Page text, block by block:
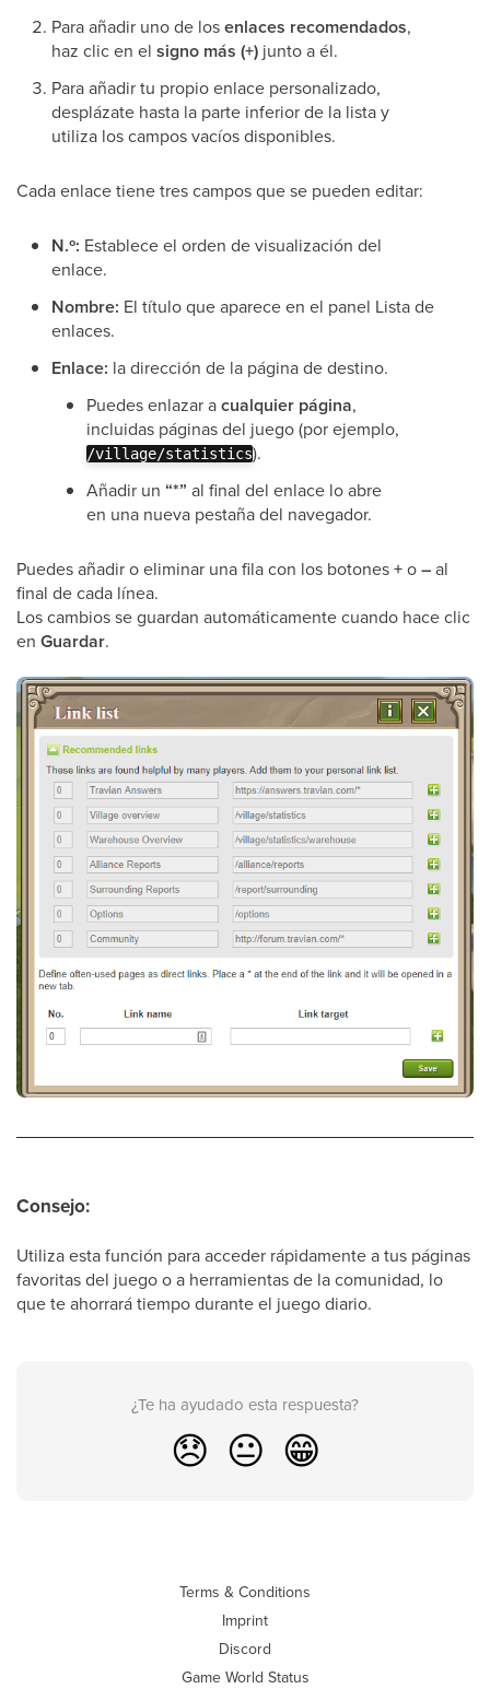
Para añadir uno de losenlaces recomendados,
haz clic en el signo más (+) junto a él.
Para añadir tu propio enlace personalizado,
desplázate hasta la parte inferior de la lista y
utiliza los campos vacíos disponibles.
Cada enlace tiene tres campos que se pueden editar:
N.º: Establece el orden de visualización del
enlace.
Nombre: El título que aparece en el panel Lista de
enlaces.
Enlace: la dirección de la página de destino.
Puedes enlazar acualquier página,
incluidas páginas del juego (por ejemplo,
/village/statistics).
Añadir un “*” al final del enlace lo abre
en una nueva pestaña del navegador.
Puedes añadir o eliminar una fila con los botones+o–al
final de cada línea.
Los cambios se guardan automáticamente cuando hace clic
en Guardar.
Consejo:
Utiliza esta función para acceder rápidamente a tus páginas
favoritas del juego o a herramientas de la comunidad, lo
que te ahorrará tiempo durante el juego diario.
¿Te ha ayudado esta respuesta?
😞 😐 😁
Terms & Conditions
Imprint
Discord
Game World Status